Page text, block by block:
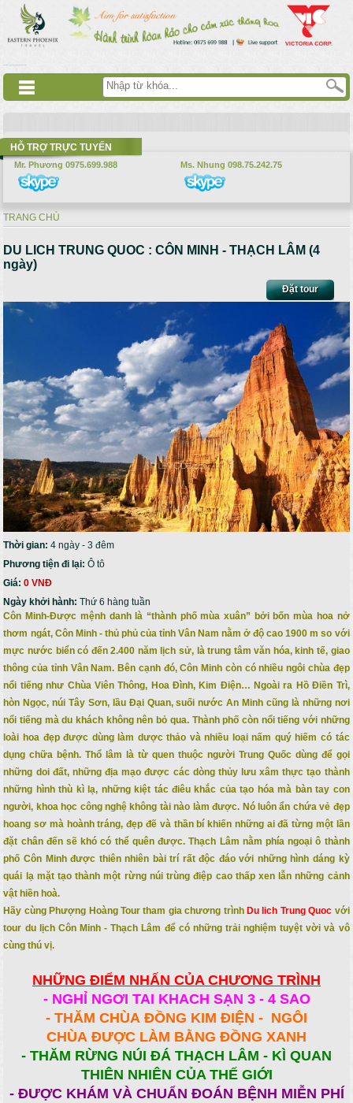
Nhảy đến nội dung
HỖ TRỢ TRỰC TUYẾN
Mr. Phương 0975.699.988 Ms. Nhung 098.75.242.75
Bạn đang ở đây
TRANG CHỦ
DU LICH TRUNG QUOC : CÔN MINH - THẠCH LÂM (4
ngày)
Đặt tour
Thời gian:4 ngày - 3 đêm
Phương tiện đi lại:Ô tô
Giá:0 VNĐ
Ngày khởi hành:Thứ 6 hàng tuần
Côn Minh-Được mệnh danh là “thành phố mùa xuân” bởi bốn mùa hoa nở
thơm ngát, Côn Minh - thủ phủ của tỉnh Vân Nam nằm ở độ cao 1900 m so với
mực nước biển có đến 2.400 năm lịch sử, là trung tâm văn hóa, kinh tế, giao
thông của tỉnh Vân Nam. Bên cạnh đó, Côn Minh còn có nhiều ngôi chùa đẹp
nổi tiếng như Chùa Viên Thông, Hoa Đình, Kim Điện… Ngoài ra Hồ Điền Trì,
hòn Ngọc, núi Tây Sơn, lầu Đại Quan, suối nước An Minh cũng là những nơi
nổi tiếng mà du khách không nên bỏ qua. Thành phố còn nổi tiếng với những
loài hoa đẹp được dùng làm dược thảo và nhiều loại nấm quý hiếm có tác
dụng chữa bệnh. Thổ lâm là từ quen thuộc người Trung Quốc dùng để gọi
những doi đất, những địa mạo được các dòng thủy lưu xâm thực tạo thành
những hình thù kì lạ, những kiệt tác điêu khắc của tạo hóa mà bàn tay con
người, khoa học công nghệ không tài nào làm được. Nó luôn ẩn chứa vẻ đẹp
hoang sơ mà hoành tráng, đẹp đẽ và thần bí khiến những ai đã từng một lần
đặt chân đến sẽ khó có thể quên được. Thạch Lâm nằm phía ngoại ô thành
phố Côn Minh được thiên nhiên bài trí rất độc đáo với những hình dáng kỳ
quái lạ mặt tạo thành một rừng núi trùng điệp cao thấp xen lẫn những cảnh
vật hiền hoà.
Hãy cùng Phượng Hoàng Tour tham gia chương trình Du lich Trung Quoc với
tour du lịch Côn Minh - Thạch Lâm để có những trải nghiệm tuyệt vời và vô
cùng thú vị.
NHỮNG ĐIỂM NHẤN CỦA CHƯƠNG TRÌNH
- NGHỈ NGƠI TAI KHACH SẠN 3 - 4 SAO
- THĂM CHÙA ĐỒNG KIM ĐIỆN - NGÔI
CHÙA ĐƯỢC LÀM BẰNG ĐỒNG XANH
- THĂM RỪNG NÚI ĐÁ THẠCH LÂM - KÌ QUAN
THIÊN NHIÊN CỦA THẾ GIỚI
- ĐƯỢC KHÁM VÀ CHUẨN ĐOÁN BỆNH MIỄN PHÍ